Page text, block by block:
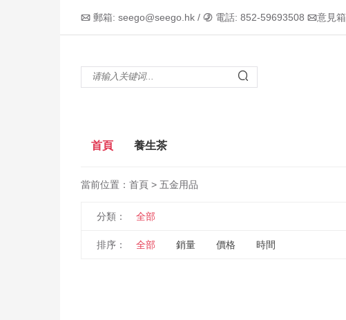
 郵箱: seego@seego.hk /  電話: 852-59693508 意見箱

首頁 養生茶
當前位置： 首頁 > 五金用品
分類： 全部
排序： 全部 銷量 價格 時間